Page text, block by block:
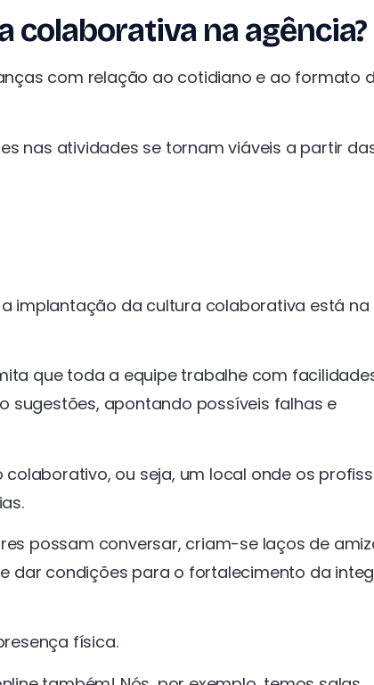
colaborativa na agência?
com relação ao cotidiano e ao formato
nas atividades se tornam viáveis a partir
implantação da cultura colaborativa está na
que toda a equipe trabalhe com
sugestões, apontando possíveis falhas e
ou seja, um local onde os
possam conversar, criam-se laços de
dar condições para o fortalecimento da
física.